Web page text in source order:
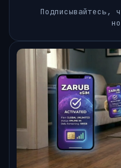
Подписывайтесь,